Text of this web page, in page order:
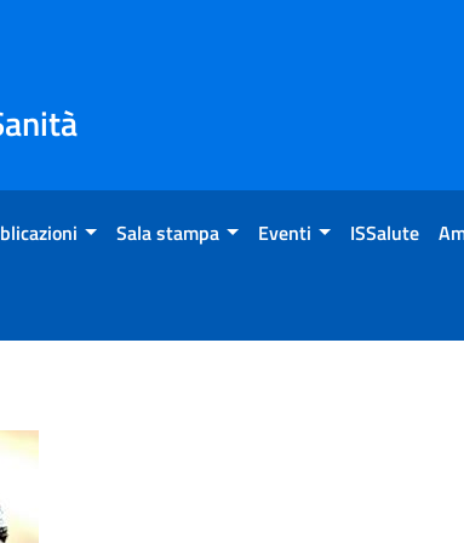
Sala stampa Eventi ISSalute